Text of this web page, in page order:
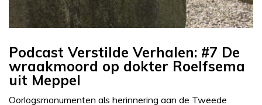
Podcast Verstilde Verhalen: #7 De
wraakmoord op dokter Roelfsema
uit Meppel
Oorlogsmonumenten als herinnering aan de Tweede